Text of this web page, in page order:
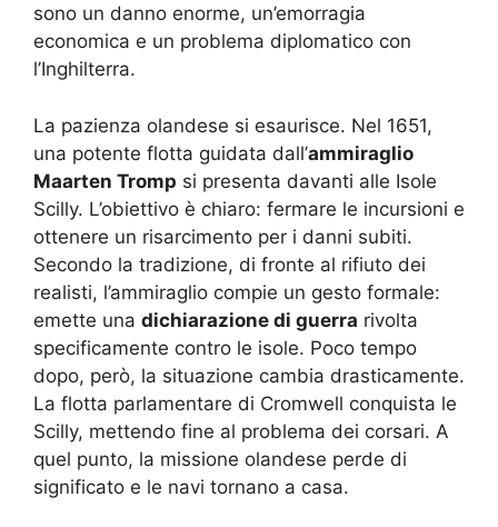
sono un danno enorme, un’emorragia
economica e un problema diplomatico con
l’Inghilterra.
La pazienza olandese si esaurisce. Nel 1651,
una potente flotta guidata dall’ammiraglio
Maarten Tromp si presenta davanti alle Isole
Scilly. L’obiettivo è chiaro: fermare le incursioni e
ottenere un risarcimento per i danni subiti.
Secondo la tradizione, di fronte al rifiuto dei
realisti, l’ammiraglio compie un gesto formale:
emette una dichiarazione di guerra rivolta
specificamente contro le isole. Poco tempo
dopo, però, la situazione cambia drasticamente.
La flotta parlamentare di Cromwell conquista le
Scilly, mettendo fine al problema dei corsari. A
quel punto, la missione olandese perde di
significato e le navi tornano a casa.